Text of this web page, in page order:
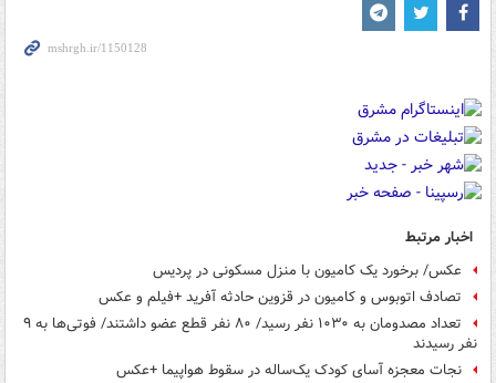
اخبار مرتبط
عکس/ برخورد یک کامیون با منزل مسکونی در پردیس
تصادف اتوبوس و کامیون در قزوین حادثه آفرید +فیلم و عکس
تعداد مصدومان به ۱۰۳۰ نفر رسید/ ۸۰ نفر قطع عضو داشتند/ فوتی‌ها به ۹
نفر رسیدند
نجات معجزه آسای کودک یک‌ساله در سقوط هواپیما +عکس